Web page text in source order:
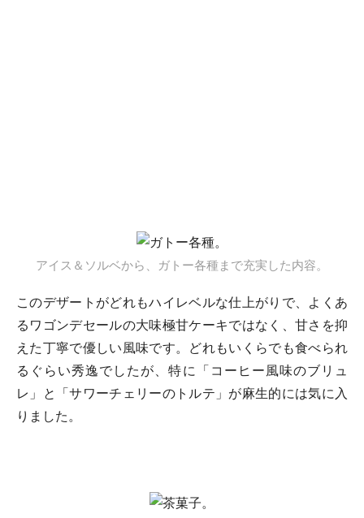
アイス＆ソルベから、ガトー各種まで充実した内容。
このデザートがどれもハイレベルな仕上がりで、よくあ
るワゴンデセールの大味極甘ケーキではなく、甘さを抑
えた丁寧で優しい風味です。どれもいくらでも食べられ
るぐらい秀逸でしたが、特に「コーヒー風味のブリュ
レ」と「サワーチェリーのトルテ」が麻生的には気に入
りました。